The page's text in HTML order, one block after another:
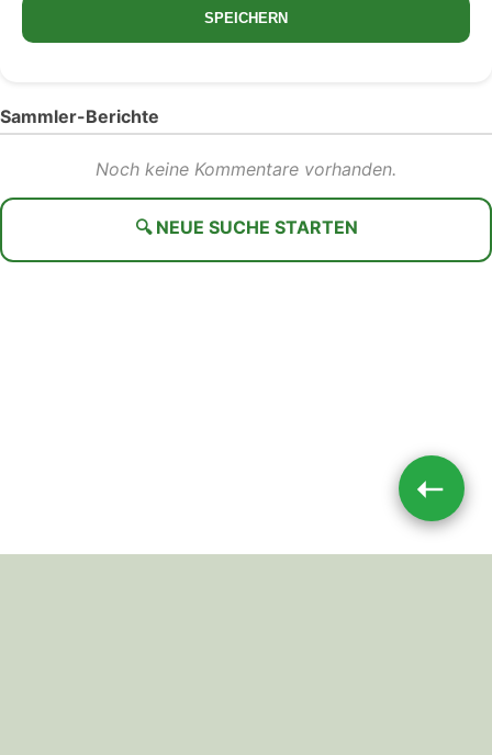
SPEICHERN
Sammler-Berichte
Noch keine Kommentare vorhanden.
🔍 NEUE SUCHE STARTEN
➝